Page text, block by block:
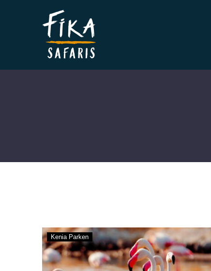
Lake
Baringo
&
Lake
Kenia Parken